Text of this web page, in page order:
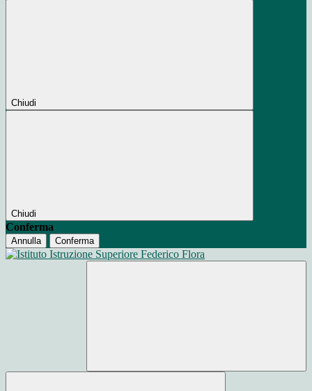
Chiudi
Chiudi
Conferma
Annulla Conferma